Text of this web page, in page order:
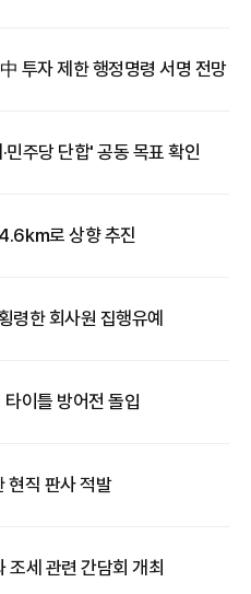
투자 제한 행정명령 서명 전망
민주당 단합' 공동 목표 확인
㎞로 상향 추진
한 회사원 집행유예
이틀 방어전 돌입
현직 판사 적발
조세 관련 간담회 개최